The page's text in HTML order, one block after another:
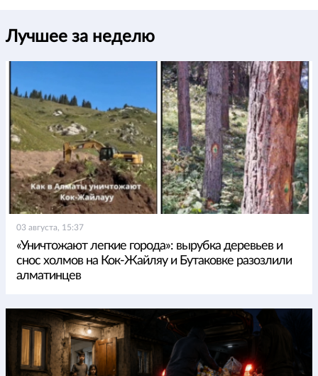
Лучшее за неделю
03 августа, 15:37
«Уничтожают легкие города»: вырубка деревьев и
снос холмов на Кок-Жайляу и Бутаковке разозлили
алматинцев